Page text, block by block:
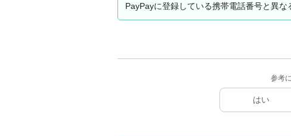
PayPayに登録している携帯電話番号と異な
参考
はい